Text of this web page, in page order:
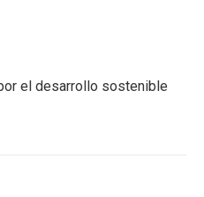
el desarrollo sostenible